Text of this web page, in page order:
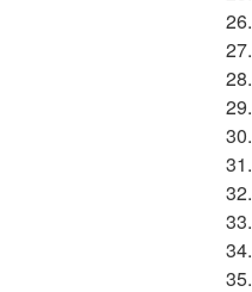
26.
27.
28.
29.
30.
31.
32.
33.
34.
35.